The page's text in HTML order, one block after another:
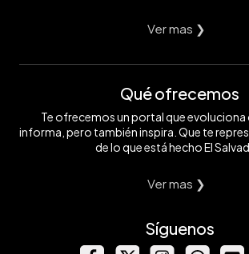
Ver mas ❯
Qué ofrecemos
Te ofrecemos un portal que
informa, pero también inspira. Que te
de lo que está hecho El
Ver mas ❯
Síguenos